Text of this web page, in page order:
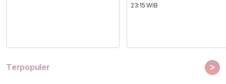
23:15 WIB
Terpopuler >